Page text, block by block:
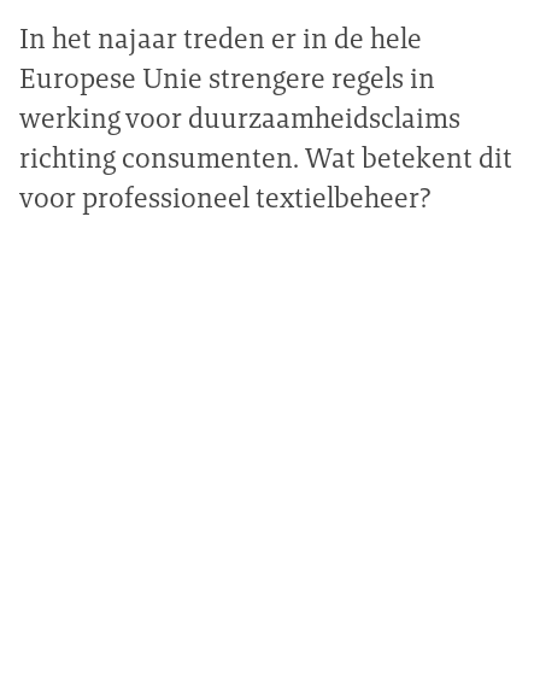
In het najaar treden er in de hele
Europese Unie strengere regels in
werking voor duurzaamheidsclaims
richting consumenten. Wat betekent dit
voor professioneel textielbeheer?